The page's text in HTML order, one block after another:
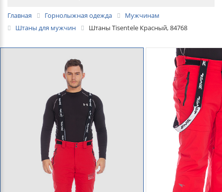
Главная Горнолыжная одежда
Мужчинам
Штаны для мужчин
Штаны Tisentele Красный, 84768